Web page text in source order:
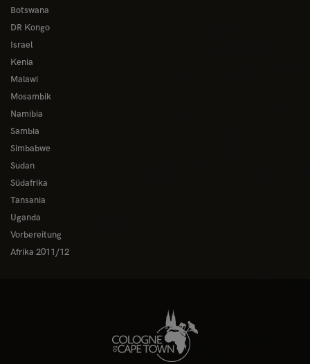
Botswana
DR Kongo
Israel
Kenia
Malawi
Mosambik
Namibia
Sambia
Simbabwe
Sudan
Südafrika
Tansania
Uganda
Vorbereitung
Afrika 2011/12